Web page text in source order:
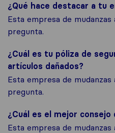
¿Qué hace destacar a tu
Esta empresa de
pregunta.
¿Cuál es tu póliza de
artículos dañados?
Esta empresa de
pregunta.
¿Cuál es el mejor
Esta empresa de